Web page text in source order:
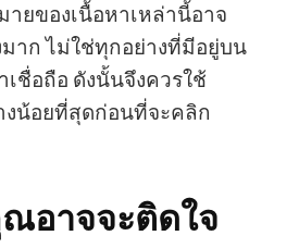
ยของเนื้อหาเหล่านี้อาจ
าก ไม่ใช่ทุกอย่างที่มีอยู่บน
เชื่อถือ ดังนั้นจึงควรใช้
น้อยที่สุดก่อนที่จะคลิก
อาจจะติดใจ